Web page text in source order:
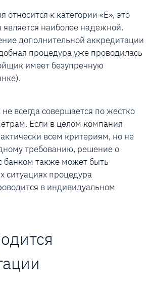
относится к категории «Е», это
является наиболее надежной.
дополнительной аккредитации
процедура уже проводилась
имеет безупречную
всегда совершается по жестко
Если в целом компания
всем критериям, но не
требованию, решение о
банком также может быть
ситуациях процедура
в индивидуальном